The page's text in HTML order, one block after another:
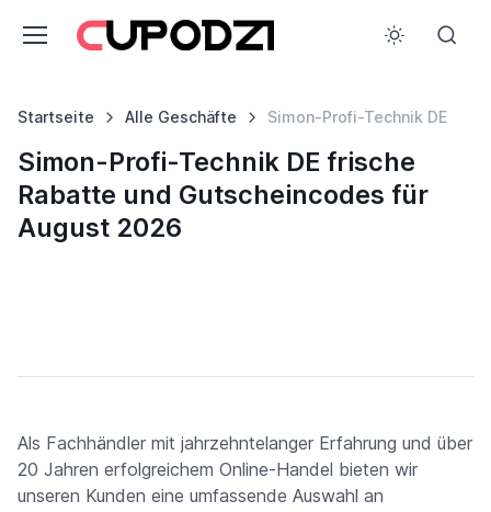
Startseite Alle Geschäfte Simon-Profi-Technik DE
Simon-Profi-Technik DE frische
Rabatte und Gutscheincodes für
August 2026
Als Fachhändler mit jahrzehntelanger Erfahrung und über
20 Jahren erfolgreichem Online-Handel bieten wir
unseren Kunden eine umfassende Auswahl an